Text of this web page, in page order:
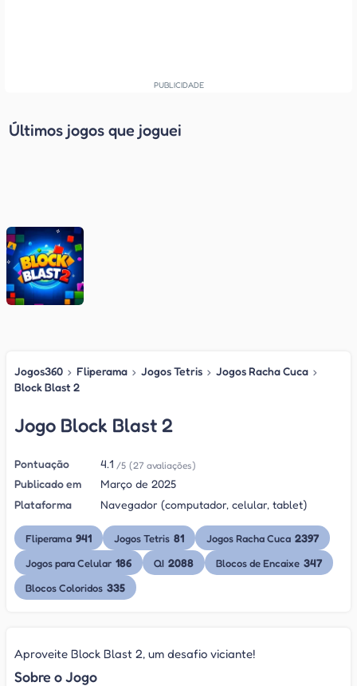
Últimos jogos que joguei
Jogos360 › Fliperama › Jogos Tetris › Jogos Racha Cuca ›
Block Blast 2
Jogo Block Blast 2
Pontuação 4.1 /5 (27 avaliações)
Publicado em
Março de 2025
Plataforma
Navegador (computador, celular, tablet)
Fliperama 941 Jogos Tetris 81 Jogos Racha Cuca 2397
Jogos para Celular 186 QI 2088 Blocos de Encaixe 347
Blocos Coloridos 335
Aproveite Block Blast 2, um desafio viciante!
Sobre o Jogo